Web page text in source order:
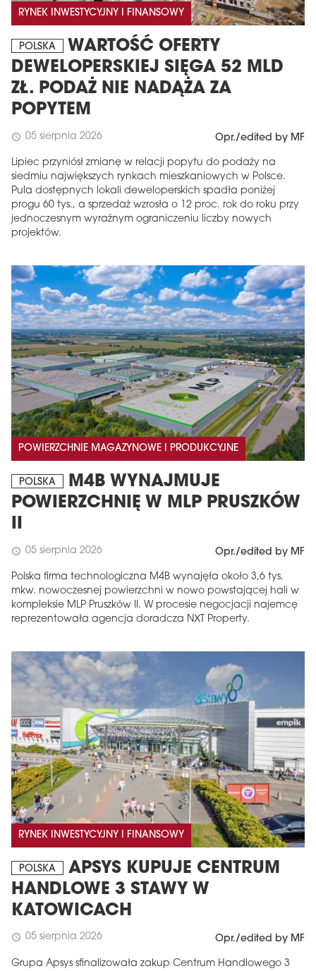
RYNEK INWESTYCYJNY I FINANSOWY
POLSKA
WARTOŚĆ OFERTY
DEWELOPERSKIEJ SIĘGA 52 MLD
ZŁ. PODAŻ NIE NADĄŻA ZA
POPYTEM
schedule 05 sierpnia 2026 Opr./edited by MF
Lipiec przyniósł zmianę w relacji popytu do podaży na
siedmiu największych rynkach mieszkaniowych w Polsce.
Pula dostępnych lokali deweloperskich spadła poniżej
progu 60 tys., a sprzedaż wzrosła o 12 proc. rok do roku przy
jednoczesnym wyraźnym ograniczeniu liczby nowych
projektów.
POWIERZCHNIE MAGAZYNOWE I PRODUKCYJNE
POLSKA
M4B WYNAJMUJE
POWIERZCHNIĘ W MLP PRUSZKÓW
II
schedule 05 sierpnia 2026 Opr./edited by MF
Polska firma technologiczna M4B wynajęła około 3,6 tys.
mkw. nowoczesnej powierzchni w nowo powstającej hali w
kompleksie MLP Pruszków II. W procesie negocjacji najemcę
reprezentowała agencja doradcza NXT Property.
RYNEK INWESTYCYJNY I FINANSOWY
POLSKA
APSYS KUPUJE CENTRUM
HANDLOWE 3 STAWY W
KATOWICACH
schedule 05 sierpnia 2026 Opr./edited by MF
Grupa Apsys sfinalizowała zakup Centrum Handlowego 3
MAGAZYN
Wydanie 6 (308)
CZERWIEC 2026